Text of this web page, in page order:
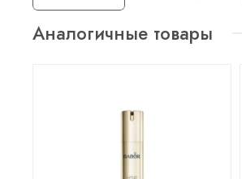
Аналогичные товары